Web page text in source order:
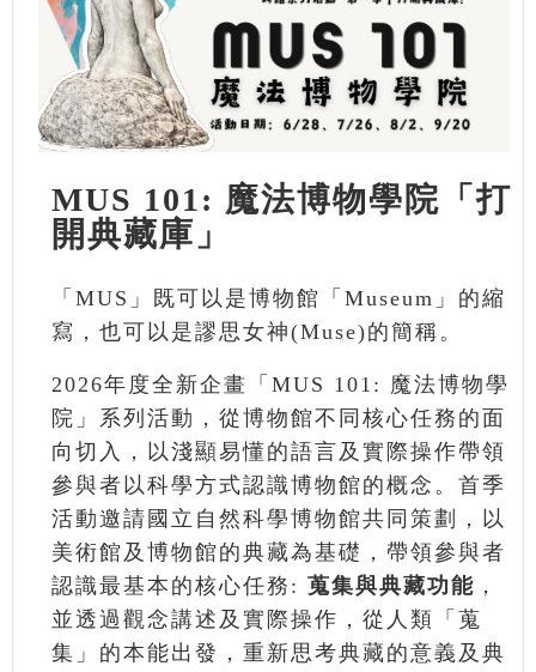
MUS 101: 魔法博物學院「打
開典藏庫」
「MUS」既可以是博物館「Museum」的縮
寫，也可以是謬思女神(Muse)的簡稱。
2026年度全新企畫「MUS 101: 魔法博物學
院」系列活動，從博物館不同核心任務的面
向切入，以淺顯易懂的語言及實際操作帶領
參與者以科學方式認識博物館的概念。首季
活動邀請國立自然科學博物館共同策劃，以
美術館及博物館的典藏為基礎，帶領參與者
認識最基本的核心任務: 蒐集與典藏功能 ，
並透過觀念講述及實際操作，從人類「蒐
集」的本能出發，重新思考典藏的意義及典